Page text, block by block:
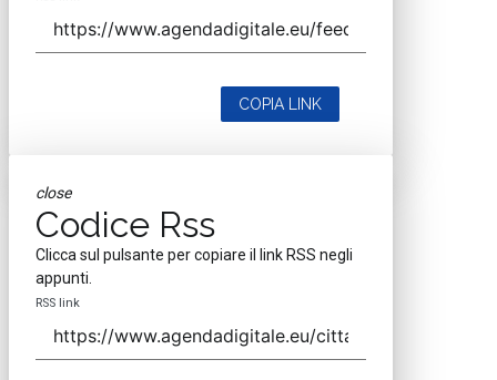
COPIA LINK
close
Codice Rss
Clicca sul pulsante per copiare il link RSS negli
appunti.
RSS link